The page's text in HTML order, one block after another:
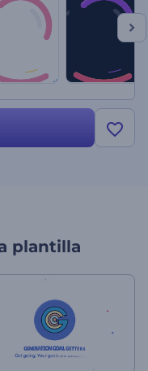
plantilla